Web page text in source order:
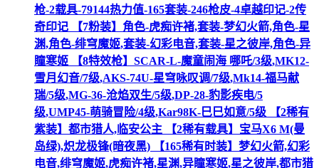
枪-2载具-79144热力值-165套装-246枪皮-4卓越印记-2传
奇印记 【7粉装】角色-虎痴许褚,套装-梦幻火箭,角色-星
渊,角色-绯穹魔姬,套装-幻彩电音,套装-星之彼岸,角色-异
瞳寒姬 【8特效枪】SCAR-L-魔童闹海 哪吒/3级,MK12-
雪月幻音/7级,AKS-74U-星穹咏叹调/7级,Mk14-福马献
瑞/5级,MG-36-沧焰双生/5级,DP-28-豹影疾电/5
级,UMP45-萌骑冒险/4级,Kar98K-巳巳如意/5级 【2稀有
紫装】都市猎人,临安公主 【2稀有载具】宝马X6 M(曼
岛绿),炽龙极锋(暗夜黑) 【165稀有时装】梦幻火箭,幻彩
电音,绯穹魔姬,虎痴许褚,星渊,异瞳寒姬,星之彼岸,都市猎